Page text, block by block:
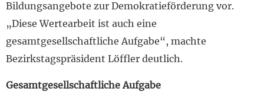
Bildungsangebote zur Demokratieförderung vor.
„Diese Wertearbeit ist auch eine
gesamtgesellschaftliche Aufgabe“, machte
Bezirkstagspräsident Löffler deutlich.
Gesamtgesellschaftliche Aufgabe